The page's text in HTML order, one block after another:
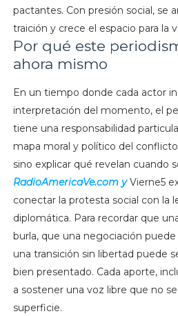
pactantes. Con presión social, se
traición y crece el espacio para la
Por qué este
ahora mismo
En un tiempo donde cada actor
interpretación del momento, el
tiene una responsabilidad
mapa moral y político del
sino explicar qué revelan cuando
RadioAmericaVe.com yVierne5
conectar la protesta social con la
diplomática. Para recordar que
burla, que una negociación
una transición sin libertad puede
bien presentado. Cada aporte,
a sostener una voz libre que no
superficie.